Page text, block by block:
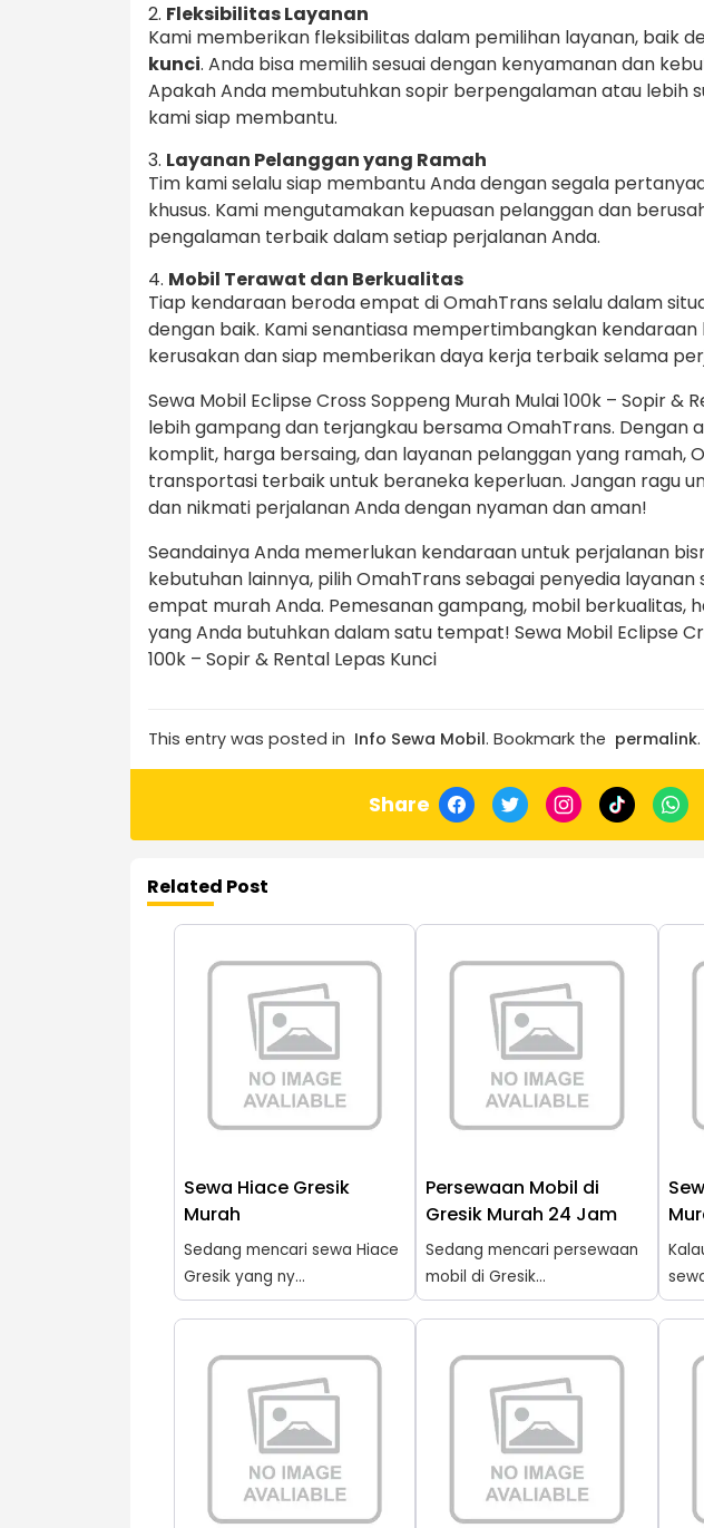
2. Fleksibilitas Layanan
Kami memberikan fleksibilitas dalam pemilihan layanan, baik
kunci. Anda bisa memilih sesuai dengan kenyamanan dan
Apakah Anda membutuhkan sopir berpengalaman atau lebih
kami siap membantu.
3. Layanan Pelanggan yang Ramah
Tim kami selalu siap membantu Anda dengan segala
khusus. Kami mengutamakan kepuasan pelanggan dan
pengalaman terbaik dalam setiap perjalanan Anda.
4. Mobil Terawat dan Berkualitas
Tiap kendaraan beroda empat di OmahTrans selalu dalam
dengan baik. Kami senantiasa mempertimbangkan kendaraan
kerusakan dan siap memberikan daya kerja terbaik selama
Sewa Mobil Eclipse Cross Soppeng Murah Mulai 100k – Sopir &
lebih gampang dan terjangkau bersama OmahTrans. Dengan
komplit, harga bersaing, dan layanan pelanggan yang ramah,
transportasi terbaik untuk beraneka keperluan. Jangan ragu
dan nikmati perjalanan Anda dengan nyaman dan aman!
Seandainya Anda memerlukan kendaraan untuk perjalanan
kebutuhan lainnya, pilih OmahTrans sebagai penyedia
empat murah Anda. Pemesanan gampang, mobil berkualitas,
yang Anda butuhkan dalam satu tempat! Sewa Mobil Eclipse
100k – Sopir & Rental Lepas Kunci
This entry was posted in Info Sewa Mobil. Bookmark the permalink.
Share
Related Post
Sewa Hiace Gresik
Murah
Sedang mencari sewa Hiace
Gresik yang ny...
Persewaan Mobil di
Gresik Murah 24 Jam
Sedang mencari persewaan
mobil di Gresik...